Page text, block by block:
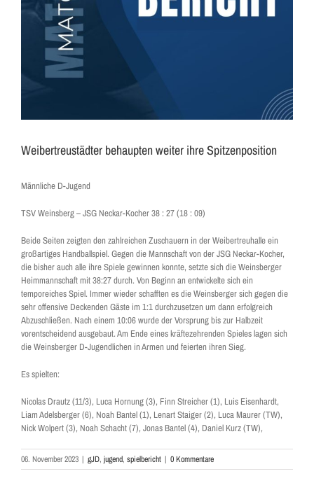
Weibertreustädter behaupten weiter ihre Spitzenposition
Männliche D-Jugend
TSV Weinsberg – JSG Neckar-Kocher 38 : 27 (18 : 09)
Beide Seiten zeigten den zahlreichen Zuschauern in der Weibertreuhalle ein
großartiges Handballspiel. Gegen die Mannschaft von der JSG Neckar-Kocher,
die bisher auch alle ihre Spiele gewinnen konnte, setzte sich die Weinsberger
Heimmannschaft mit 38:27 durch. Von Beginn an entwickelte sich ein
temporeiches Spiel. Immer wieder schafften es die Weinsberger sich gegen die
sehr offensive Deckenden Gäste im 1:1 durchzusetzen um dann erfolgreich
Abzuschließen. Nach einem 10:06 wurde der Vorsprung bis zur Halbzeit
vorentscheidend ausgebaut. Am Ende eines kräftezehrenden Spieles lagen sich
die Weinsberger D-Jugendlichen in Armen und feierten ihren Sieg.
Es spielten:
Nicolas Drautz (11/3), Luca Hornung (3), Finn Streicher (1), Luis Eisenhardt,
Liam Adelsberger (6), Noah Bantel (1), Lenart Staiger (2), Luca Maurer (TW),
Nick Wolpert (3), Noah Schacht (7), Jonas Bantel (4), Daniel Kurz (TW),
06. November 2023 | gJD, jugend, spielbericht | 0 Kommentare